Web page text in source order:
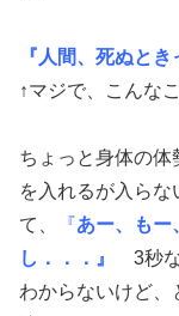
『人間、死ぬと
↑マジで、こんな
ちょっと身体の体
を入れるが入ら
て、
『あー、もー
し．．．』
3秒
わからないけど、